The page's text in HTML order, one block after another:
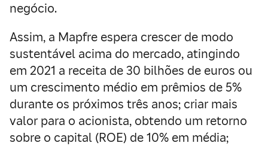
negócio.
Assim, a Mapfre espera crescer de modo
sustentável acima do mercado, atingindo
em 2021 a receita de 30 bilhões de euros ou
um crescimento médio em prêmios de 5%
durante os próximos três anos; criar mais
valor para o acionista, obtendo um retorno
sobre o capital (ROE) de 10% em média;